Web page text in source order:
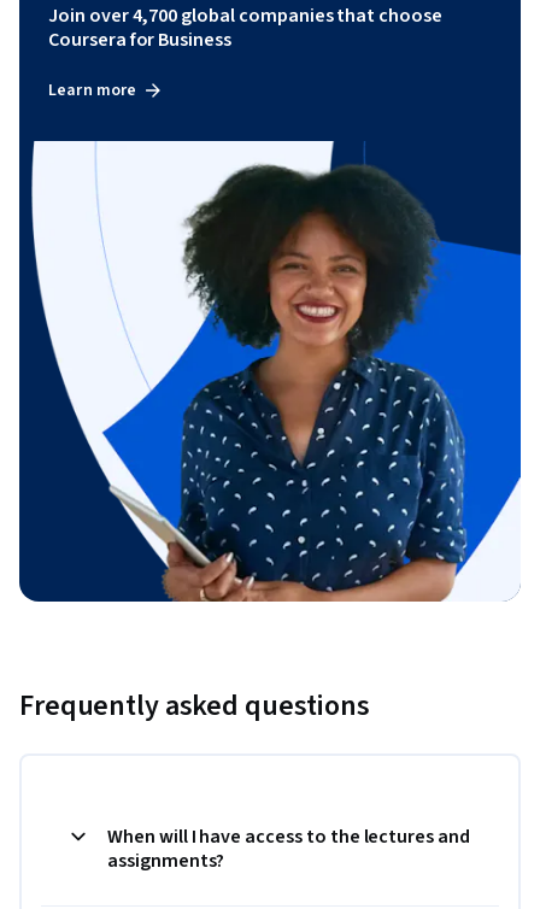
Join over 4,700 global companies that choose
Coursera for Business
Learn more
Frequently asked questions
When will I have access to the lectures and
assignments?